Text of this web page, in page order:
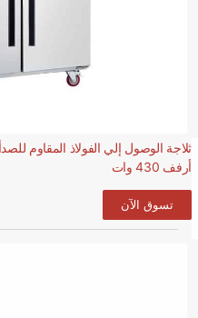
أرفف 430 وات
تسوق الآن